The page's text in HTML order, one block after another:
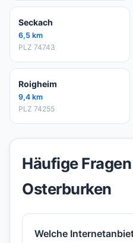
Seckach
6,5 km
PLZ 74743
Roigheim
9,4 km
PLZ 74255
Häufige
Osterburken
Welche